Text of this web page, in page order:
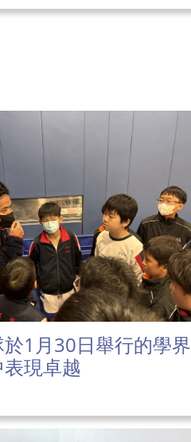
1月30日舉行的學界
現卓越